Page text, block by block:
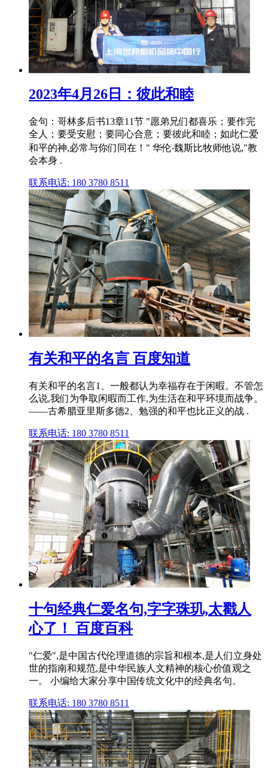
2023年4月26日：彼此和睦
金句：哥林多后书13章11节 "愿弟兄们都喜乐；要作完
全人；要受安慰；要同心合意；要彼此和睦；如此仁爱
和平的神,必常与你们同在！" 华伦‧魏斯比牧师他说,"教
会本身 .
联系电话: 180 3780 8511
有关和平的名言 百度知道
有关和平的名言1、一般都认为幸福存在于闲暇。不管怎
么说,我们为争取闲暇而工作,为生活在和平环境而战争。
——古希腊亚里斯多德2、勉强的和平也比正义的战 .
联系电话: 180 3780 8511
十句经典仁爱名句,字字珠玑,太戳人
心了！ 百度百科
"仁爱",是中国古代伦理道德的宗旨和根本,是人们立身处
世的指南和规范,是中华民族人文精神的核心价值观之
一。 小编给大家分享中国传统文化中的经典名句。
联系电话: 180 3780 8511